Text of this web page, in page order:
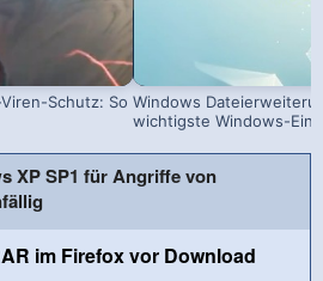
Schutz: So Windows
wichtigste Windows-
XP SP1 für Angriffe von
im Firefox vor Download